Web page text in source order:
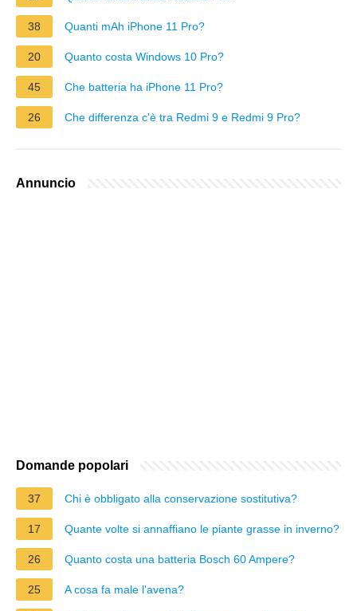
38 Quanti mAh iPhone 11 Pro?
20 Quanto costa Windows 10 Pro?
45 Che batteria ha iPhone 11 Pro?
26 Che differenza c'è tra Redmi 9 e Redmi 9 Pro?
Annuncio
Domande popolari
37 Chi è obbligato alla conservazione sostitutiva?
17 Quante volte si annaffiano le piante grasse in inverno?
26 Quanto costa una batteria Bosch 60 Ampere?
25 A cosa fa male l'avena?